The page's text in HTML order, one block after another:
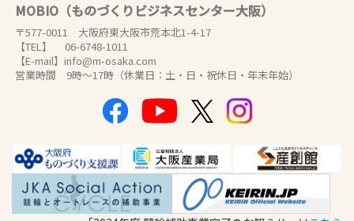
MOBIO（ものづくりビジネスセンター大阪）
〒577-0011 大阪府東大阪市荒本北1-4-17
【TEL】 06-6748-1011
【E-mail】info@m-osaka.com
営業時間 9時～17時（休業日：土・日・祝休日・年末年始）